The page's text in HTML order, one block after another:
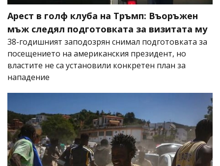
Арест в голф клуба на Тръмп: Въоръжен
мъж следял подготовката за визитата му
38-годишният заподозрян снимал подготовката за
посещението на американския президент, но
властите не са установили конкретен план за
нападение